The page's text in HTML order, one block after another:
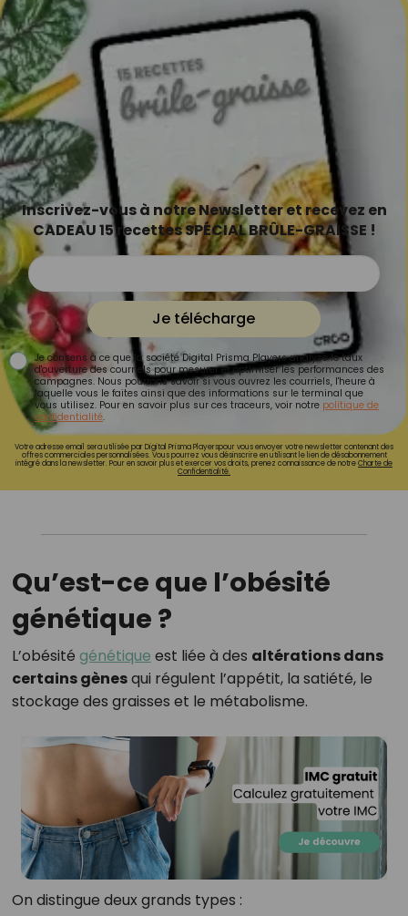
Inscrivez-vous à notre Newsletter et recevez en
CADEAU 15 recettes SPÉCIAL BRÛLE-GRAISSE !
Je télécharge
Je consens à ce que la société Digital Prisma Players analyse le taux
d'ouverture des courriels pour mesurer et optimiser les performances des
campagnes. Nous pourrons savoir si vous ouvrez les courriels, l'heure à
laquelle vous le faites ainsi que des informations sur le terminal que
vous utilisez. Pour en savoir plus sur ces traceurs, voir notre politique de
confidentialité.
Votre adresse email sera utilisée par Digital Prisma Playerspour vous envoyer votre newsletter contenant des
offres commerciales personnalisées. Vous pourrez vous désinscrire en utilisant le lien de désabonnement
intégré dans la newsletter. Pour en savoir plus et exercer vos droits, prenez connaissance de notreCharte de
Confidentialité.
Qu’est-ce que l’obésité
génétique ?
L’obésité génétique est liée à des altérations dans
certains gènesqui régulent l’appétit, la satiété, le
stockage des graisses et le métabolisme.
On distingue deux grands types :